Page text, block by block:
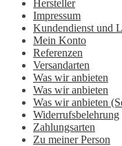
Hersteller
Impressum
Kundendienst und
Mein Konto
Referenzen
Versandarten
Was wir anbieten
Was wir anbieten
Was wir anbieten
Widerrufsbelehrung
Zahlungsarten
Zu meiner Person